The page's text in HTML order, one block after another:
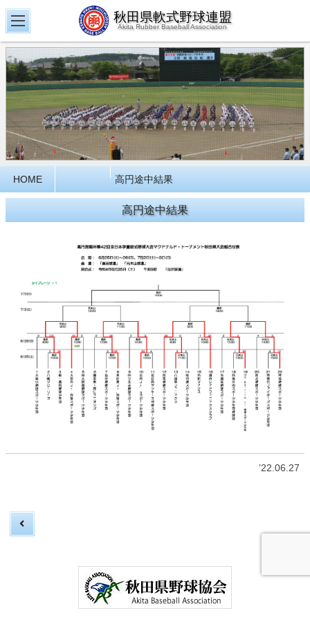
秋田県軟式野球連盟
Akita Rubber Baseball Association
HOME 高円途中結果
高円途中結果
’22.06.27